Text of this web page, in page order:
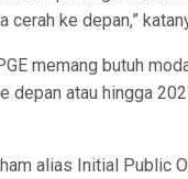
ke depan,”
memang butuh
depan atau hingga
alias Initial Public